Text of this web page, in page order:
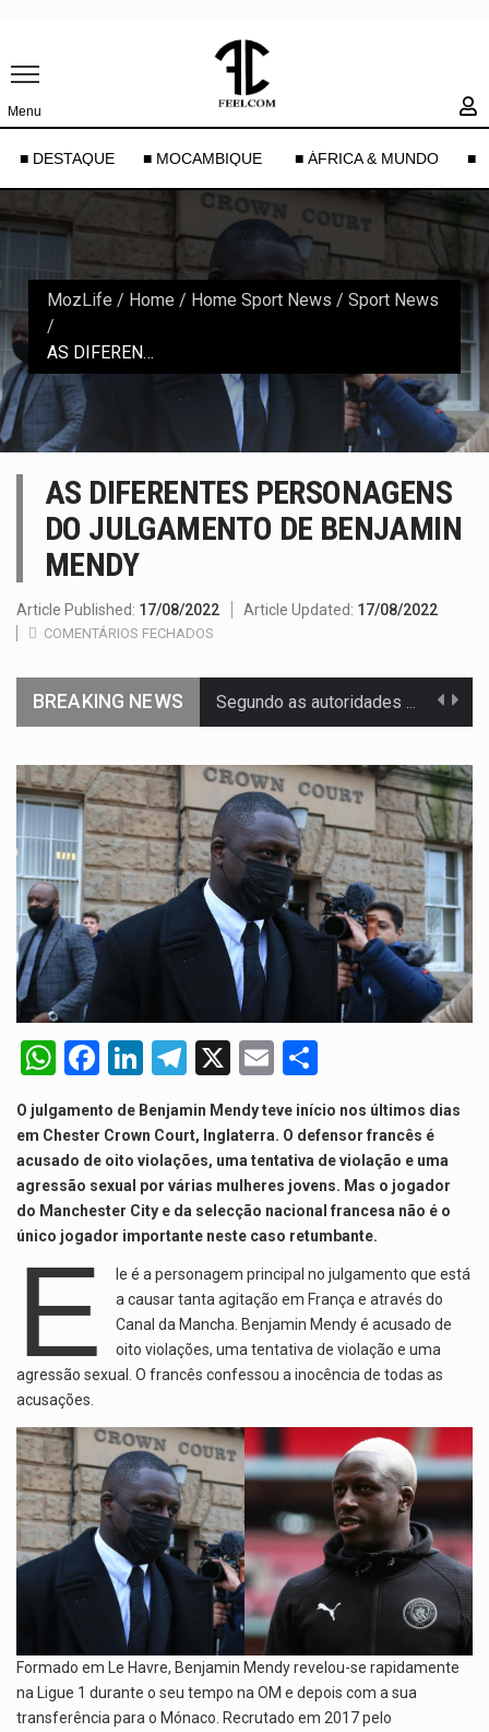
Menu
■ DESTAQUE ■ MOCAMBIQUE ■ ÁFRICA & MUNDO ■
MozLife / Home / Home Sport News / Sport News
/
AS DIFERENTES PERSONAGENS DO JULGAMENTO DE BENJAMIN MENDY
AS DIFERENTES PERSONAGENS
DO JULGAMENTO DE BENJAMIN
MENDY
Article Published: 17/08/2022 Article Updated: 17/08/2022
COMENTÁRIOS FECHADOS
BREAKING NEWS Segundo as autoridades canadianas, mais de 200 incêndios florestais continuam…
Um dos casos mais graves envolveu a residência de Sam…
A cidade de Bunia, capital da província de Ituri, tornou-se…
O pagamento marca o desfecho de um dos processos mais…
O programa, cuja implementação está prevista entre abril de 2026…
A final coloca frente a frente duas equipas que chegaram…
A descoberta representa um marco para a astronomia moderna. Embora…
W
at
s
A
p
p
F
ce
b
o
o
k
Li
ke
dI
n
T
e
gr
a
m
X
E
ail ar
e
O julgamento de Benjamin Mendy teve início nos últimos dias
em Chester Crown Court, Inglaterra. O defensor francês é
acusado de oito violações, uma tentativa de violação e uma
agressão sexual por várias mulheres jovens. Mas o jogador
do Manchester City e da selecção nacional francesa não é o
único jogador importante neste caso retumbante.
E
le é a personagem principal no julgamento que está
a causar tanta agitação em França e através do
Canal da Mancha. Benjamin Mendy é acusado de
oito violações, uma tentativa de violação e uma
agressão sexual. O francês confessou a inocência de todas as
acusações.
Formado em Le Havre, Benjamin Mendy revelou-se rapidamente
na Ligue 1 durante o seu tempo na OM e depois com a sua
transferência para o Mónaco. Recrutado em 2017 pelo